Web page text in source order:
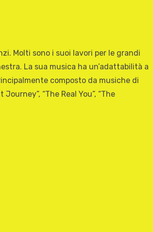
Molti sono i suoi lavori per le grandi
La sua musica ha un’adattabilità a
composto da musiche di
“The Real You”, “The